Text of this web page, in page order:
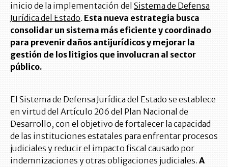
inicio de la implementación del Sistema de Defensa
Jurídica del Estado. Esta nueva estrategia busca
consolidar un sistema más eficiente y coordinado
para prevenir daños antijurídicos y mejorar la
gestión de los litigios que involucran al sector
público.
El Sistema de Defensa Jurídica del Estado se establece
en virtud del Artículo 206 del Plan Nacional de
Desarrollo, con el objetivo de fortalecer la capacidad
de las instituciones estatales para enfrentar procesos
judiciales y reducir el impacto fiscal causado por
indemnizaciones y otras obligaciones judiciales. A